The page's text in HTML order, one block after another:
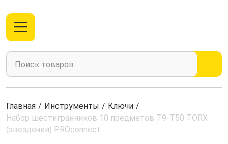
Главная / Инструменты / Ключи /
Набор шестигранников 10 предметов T9-T50 TORX
(звездочки) PROconnect